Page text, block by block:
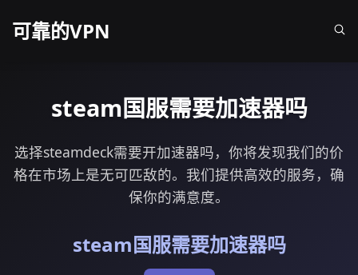
可靠的VPN
steam国服需要加速器吗
选择steamdeck需要开加速器吗，你将发现我们的价
格在市场上是无可匹敌的。我们提供高效的服务，确
保你的满意度。
steam国服需要加速器吗